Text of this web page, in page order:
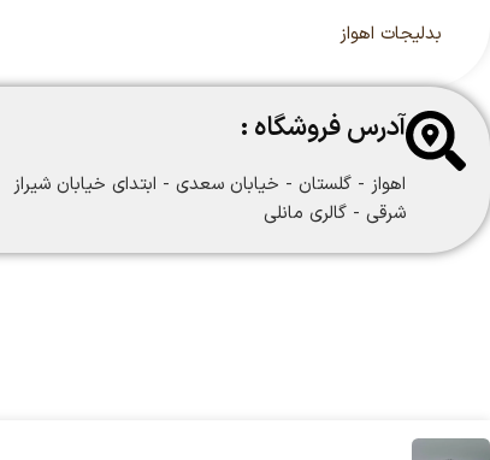
بدلیجات اهواز
آدرس فروشگاه :
اهواز - گلستان - خیابان سعدی - ابتدای خیابان شیراز
شرقی - گالری مانلی